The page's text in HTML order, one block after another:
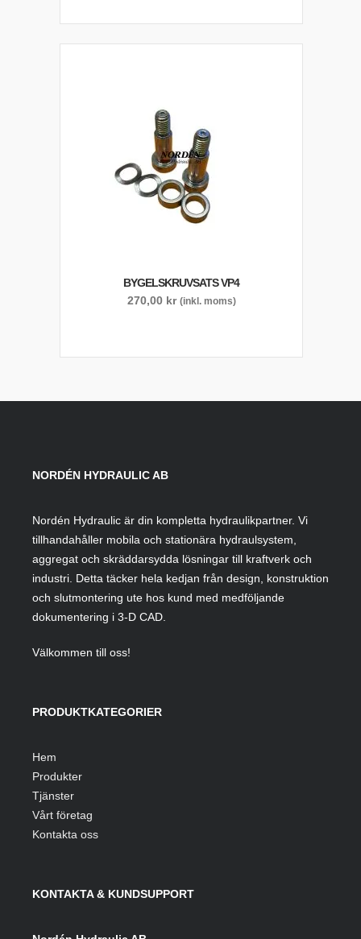
BYGELSKRUVSATS VP4
270,00 kr (inkl. moms)
NORDÉN HYDRAULIC AB
Nordén Hydraulic är din kompletta hydraulikpartner. Vi
tillhandahåller mobila och stationära hydraulsystem,
aggregat och skräddarsydda lösningar till kraftverk och
industri. Detta täcker hela kedjan från design, konstruktion
och slutmontering ute hos kund med medföljande
dokumentering i 3-D CAD.
Välkommen till oss!
PRODUKTKATEGORIER
Hem
Produkter
Tjänster
Vårt företag
Kontakta oss
KONTAKTA & KUNDSUPPORT